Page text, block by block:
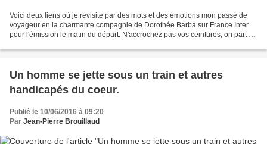
Voici deux liens où je revisite par des mots et des émotions mon passé de
voyageur en la charmante compagnie de Dorothée Barba sur France Inter
pour l'émission le matin du départ. N'accrochez pas vos ceintures, on part au
Un homme se jette sous un train et autres
handicapés du coeur.
Publié le 10/06/2016 à 09:20
Par Jean-Pierre Brouillaud